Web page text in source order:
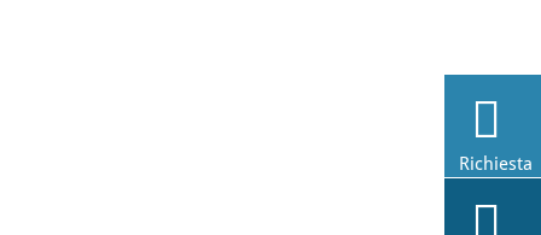
Richiesta